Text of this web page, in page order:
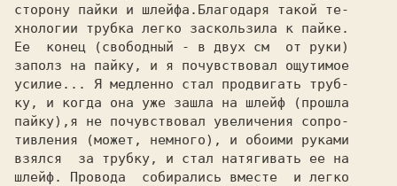
сторону пайки и шлейфа.Благодаря такой те-
хнологии трубка легко заскользила к пайке.
Ее  конец (свободный - в двух см  от руки)
заполз на пайку, и я почувствовал ощутимое
усилие... Я медленно стал продвигать труб-
ку, и когда она уже зашла на шлейф (прошла
пайку),я не почувствовал увеличения сопро-
тивления (может, немного), и обоими руками
взялся  за трубку, и стал натягивать ее на
шлейф. Провода  собирались вместе  и легко